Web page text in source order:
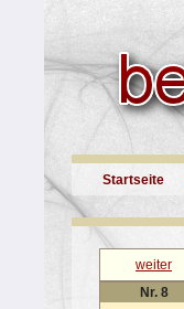
Startseite
weiter
Nr. 8